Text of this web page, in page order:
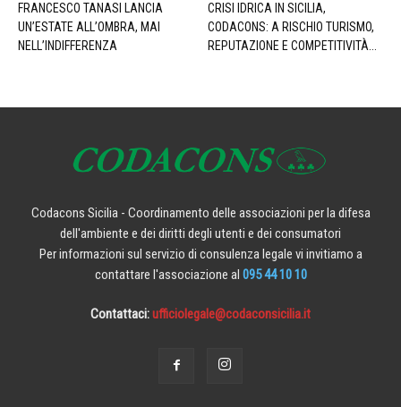
FRANCESCO TANASI LANCIA
UN’ESTATE ALL’OMBRA, MAI
NELL’INDIFFERENZA
CRISI IDRICA IN SICILIA,
CODACONS: A RISCHIO TURISMO,
REPUTAZIONE E COMPETITIVITÀ...
Codacons Sicilia - Coordinamento delle associazioni per la difesa
dell'ambiente e dei diritti degli utenti e dei consumatori
Per informazioni sul servizio di consulenza legale vi invitiamo a
contattare l'associazione al 095 44 10 10
Contattaci:ufficiolegale@codaconsicilia.it